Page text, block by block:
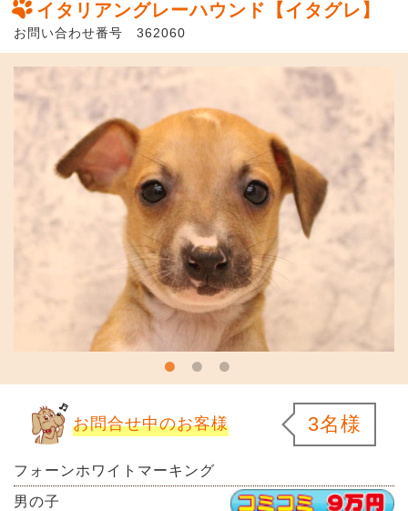
イタリアングレーハウンド【イタグレ】
お問い合わせ番号 362060
お問合せ中のお客様 3名様
フォーンホワイトマーキング
男の子